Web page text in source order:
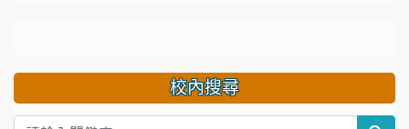
校內搜尋